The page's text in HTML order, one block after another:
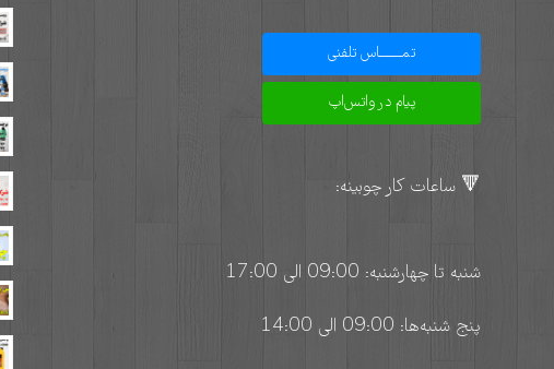
تمـــــــاس تلفنی
پیام در واتس‌اپ
🔻 ساعات کار چوبینه:
شنبه تا چهارشنبه: 09:00 الی 17:00
پنج شنبه‌ها: 09:00 الی 14:00